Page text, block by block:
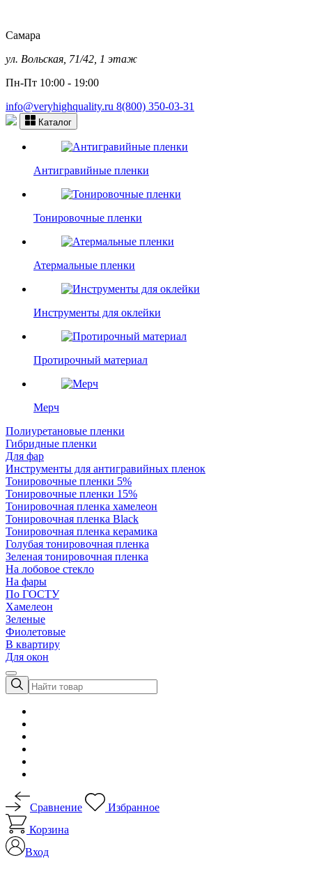
Самара
ул. Вольская, 71/42, 1 этаж
Пн-Пт 10:00 - 19:00
info@veryhighquality.ru 8(800) 350-03-31
Каталог
Антигравийные пленки
Тонировочные пленки
Атермальные пленки
Инструменты для оклейки
Протирочный материал
Мерч
Полиуретановые пленки
Гибридные пленки
Для фар
Инструменты для антигравийных пленок
Тонировочные пленки 5%
Тонировочные пленки 15%
Тонировочная пленка хамелеон
Тонировочная пленка Black
Тонировочная пленка керамика
Голубая тонировочная пленка
Зеленая тонировочная пленка
На лобовое стекло
На фары
По ГОСТУ
Хамелеон
Зеленые
Фиолетовые
В квартиру
Для окон
Сравнение
Избранное
Корзина
Вход